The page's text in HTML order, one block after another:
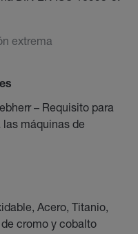
extrema
– Requisito para
máquinas de
Acero, Titanio,
cromo y cobalto